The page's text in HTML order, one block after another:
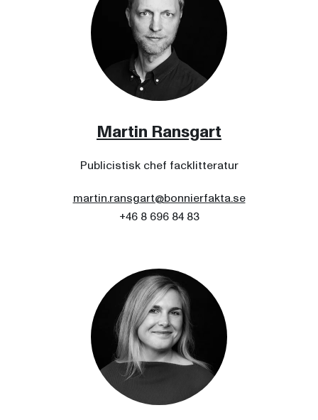
Martin Ransgart
Publicistisk chef facklitteratur
martin.ransgart@bonnierfakta.se
+46 8 696 84 83